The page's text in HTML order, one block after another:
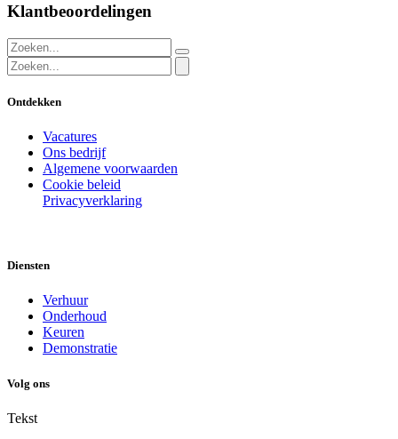
Klantbeoordelingen
Ontdekken
Vacatures
Ons bedrijf
Algemene voorwaarden
Cookie beleid
Privacyverklaring
Diensten
Verhuur
Onderhoud
Keuren
Demonstratie
Volg ons
Tekst